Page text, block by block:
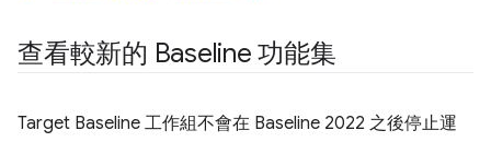
查看較新的 Baseline 功能集
Target Baseline 工作組不會在 Baseline 2022 之後停止運